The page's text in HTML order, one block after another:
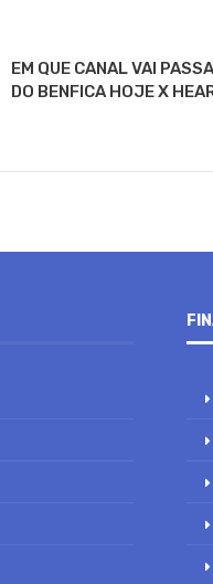
EM QUE CANAL VAI
DO BENFICA HOJE X